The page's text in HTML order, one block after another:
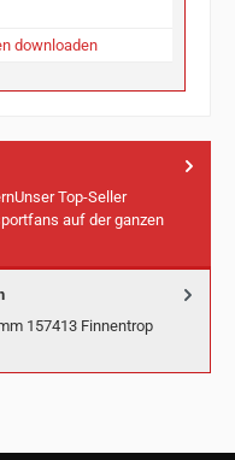
downloaden
Top-Seller
auf der ganzen
157413 Finnentrop